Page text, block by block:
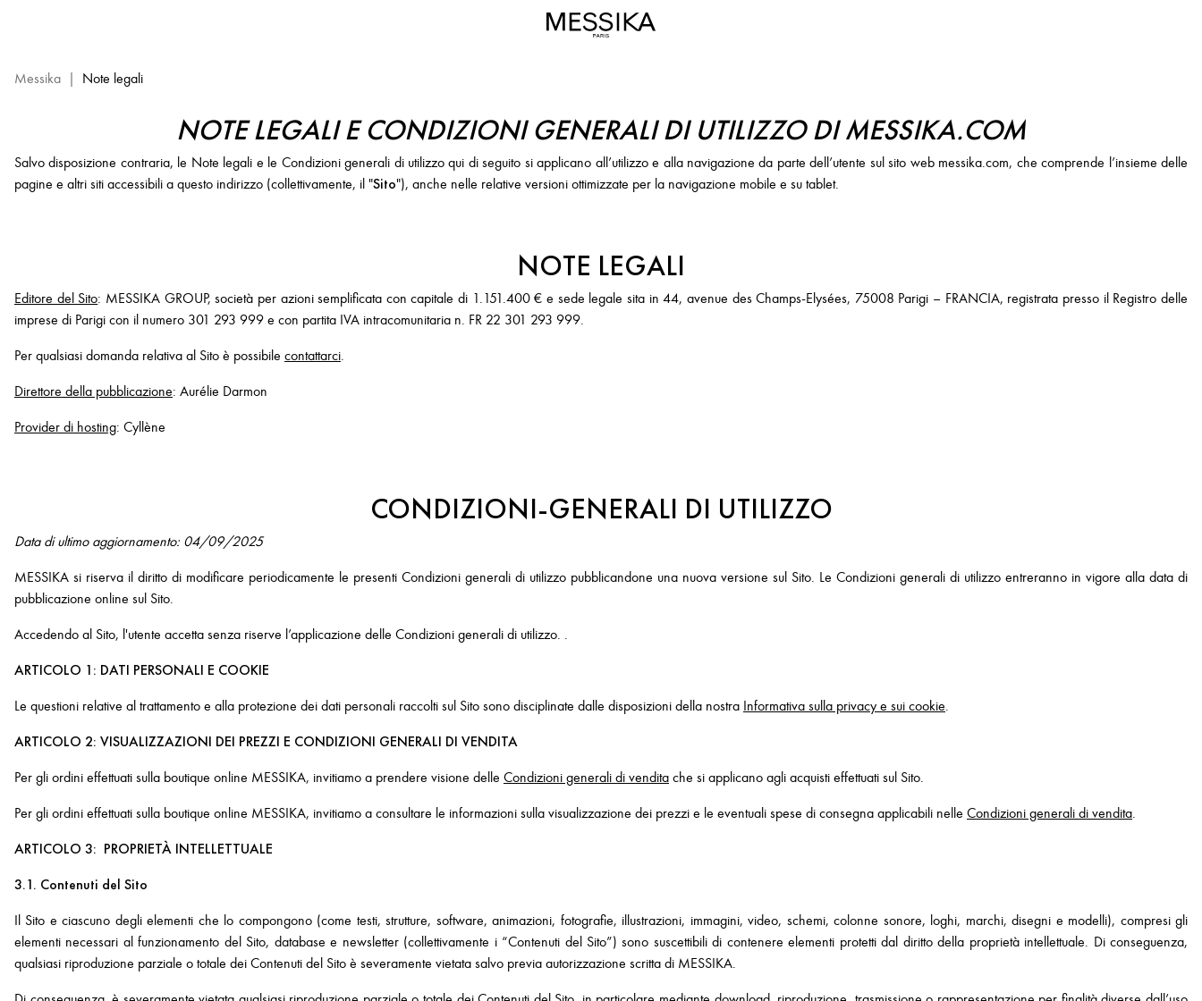
Condizioni
Sito
Messika | Note legali
NOTE LEGALI E CONDIZIONI GENERALI DI UTILIZZO DI MESSIKA.COM
Salvo disposizione contraria, le Note legali e le Condizioni generali di utilizzo qui di seguito si applicano all’utilizzo e alla navigazione da parte dell’utente sul sito web messika.com, che comprende l’insieme delle
pagine e altri siti accessibili a questo indirizzo (collettivamente, il "Sito"), anche nelle relative versioni ottimizzate per la navigazione mobile e su tablet.
NOTE LEGALI
Editore del Sito: MESSIKA GROUP, società per azioni semplificata con capitale di 1.151.400 € e sede legale sita in 44, avenue des Champs-Elysées, 75008 Parigi – FRANCIA, registrata presso il Registro delle
imprese di Parigi con il numero 301 293 999 e con partita IVA intracomunitaria n. FR 22 301 293 999.
Per qualsiasi domanda relativa al Sito è possibile contattarci.
Direttore della pubblicazione: Aurélie Darmon
Provider di hosting: Cyllène
CONDIZIONI-GENERALI DI UTILIZZO
Data di ultimo aggiornamento: 04/09/2025
MESSIKA si riserva il diritto di modificare periodicamente le presenti Condizioni generali di utilizzo pubblicandone una nuova versione sul Sito. Le Condizioni generali di utilizzo entreranno in vigore alla data di
pubblicazione online sul Sito.
Accedendo al Sito, l'utente accetta senza riserve l’applicazione delle Condizioni generali di utilizzo. .
ARTICOLO 1: DATI PERSONALI E COOKIE
Le questioni relative al trattamento e alla protezione dei dati personali raccolti sul Sito sono disciplinate dalle disposizioni della nostra Informativa sulla privacy e sui cookie.
ARTICOLO 2: VISUALIZZAZIONI DEI PREZZI E CONDIZIONI GENERALI DI VENDITA
Per gli ordini effettuati sulla boutique online MESSIKA, invitiamo a prendere visione delle Condizioni generali di vendita che si applicano agli acquisti effettuati sul Sito.
Per gli ordini effettuati sulla boutique online MESSIKA, invitiamo a consultare le informazioni sulla visualizzazione dei prezzi e le eventuali spese di consegna applicabili nelle Condizioni generali di vendita.
ARTICOLO 3: PROPRIETÀ INTELLETTUALE
3.1. Contenuti del Sito
Il Sito e ciascuno degli elementi che lo compongono (come testi, strutture, software, animazioni, fotografie, illustrazioni, immagini, video, schemi, colonne sonore, loghi, marchi, disegni e modelli), compresi gli
elementi necessari al funzionamento del Sito, database e newsletter (collettivamente i “Contenuti del Sito”) sono suscettibili di contenere elementi protetti dal diritto della proprietà intellettuale. Di conseguenza,
qualsiasi riproduzione parziale o totale dei Contenuti del Sito è severamente vietata salvo previa autorizzazione scritta di MESSIKA.